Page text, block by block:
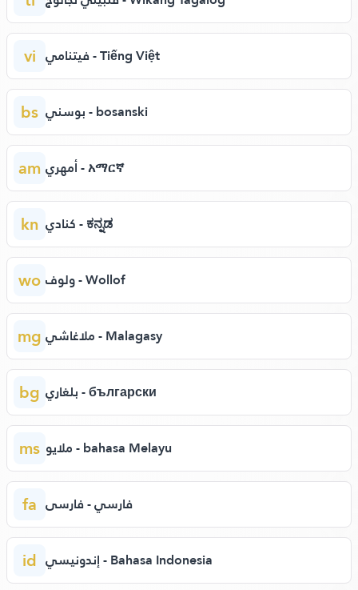
vi فيتنامي - Tiếng Việt
bs بوسني - bosanski
am أمهري - አማርኛ
kn كنادي - ಕನ್ನಡ
wo ولوف - Wollof
mg ملاغاشي - Malagasy
bg بلغاري - български
ms ملايو - bahasa Melayu
fa فارسي - فارسی
id إندونيسي - Bahasa Indonesia